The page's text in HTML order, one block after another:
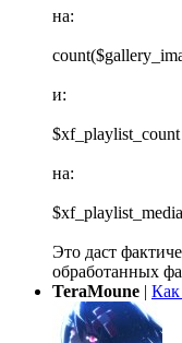
на:
и:
$xf_playlist_count
на:
Это даст
обработанных
TeraMoune
Как